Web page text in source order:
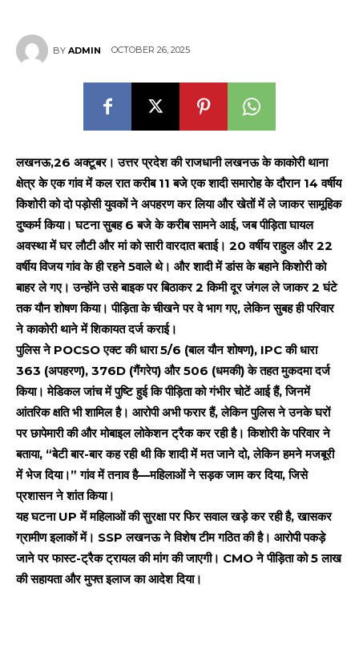
BY ADMIN OCTOBER 26, 2025
लखनऊ,26 अक्टूबर। उत्तर प्रदेश की राजधानी लखनऊ के काकोरी थाना
क्षेत्र के एक गांव में कल रात करीब 11 बजे एक शादी समारोह के दौरान 14 वर्षीय
किशोरी को दो पड़ोसी युवकों ने अपहरण कर लिया और खेतों में ले जाकर सामूहिक
दुष्कर्म किया। घटना सुबह 6 बजे के करीब सामने आई, जब पीड़िता घायल
अवस्था में घर लौटी और मां को सारी वारदात बताई। 20 वर्षीय राहुल और 22
वर्षीय विजय गांव के ही रहने 5वाले थे। और शादी में डांस के बहाने किशोरी को
बाहर ले गए। उन्होंने उसे बाइक पर बिठाकर 2 किमी दूर जंगल ले जाकर 2 घंटे
तक यौन शोषण किया। पीड़िता के चीखने पर वे भाग गए, लेकिन सुबह ही परिवार
ने काकोरी थाने में शिकायत दर्ज कराई।
पुलिस ने POCSO एक्ट की धारा 5/6 (बाल यौन शोषण), IPC की धारा
363 (अपहरण), 376D (गैंगरेप) और 506 (धमकी) के तहत मुकदमा दर्ज
किया। मेडिकल जांच में पुष्टि हुई कि पीड़िता को गंभीर चोटें आई हैं, जिनमें
आंतरिक क्षति भी शामिल है। आरोपी अभी फरार हैं, लेकिन पुलिस ने उनके घरों
पर छापेमारी की और मोबाइल लोकेशन ट्रैक कर रही है। किशोरी के परिवार ने
बताया, “बेटी बार-बार कह रही थी कि शादी में मत जाने दो, लेकिन हमने मजबूरी
में भेज दिया।” गांव में तनाव है—महिलाओं ने सड़क जाम कर दिया, जिसे
प्रशासन ने शांत किया।
यह घटना UP में महिलाओं की सुरक्षा पर फिर सवाल खड़े कर रही है, खासकर
ग्रामीण इलाकों में। SSP लखनऊ ने विशेष टीम गठित की है। आरोपी पकड़े
जाने पर फास्ट-ट्रैक ट्रायल की मांग की जाएगी। CMO ने पीड़िता को 5 लाख
की सहायता और मुफ्त इलाज का आदेश दिया।